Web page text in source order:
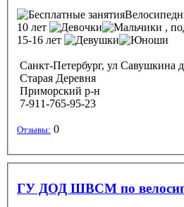
10 лет
,
15-16 лет
Санкт-Петербург, ул Савушкина
Старая Деревня
Приморский р-н
7-911-765-95-23
Отзывы: 0
ГУ ДОД ШВСМ по